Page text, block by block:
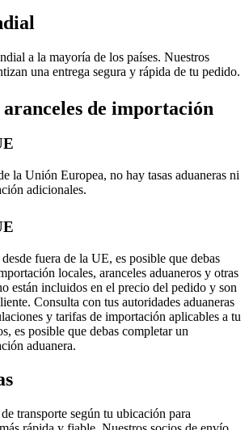
a la mayoría de los países. Nuestros
una entrega segura y rápida de tu pedido.
aranceles de importación
la Unión Europea, no hay tasas aduaneras ni
adicionales.
fuera de la UE, es posible que debas
locales, aranceles aduaneros y otras
están incluidos en el precio del pedido y son
Consulta con tus autoridades aduaneras
y tarifas de importación aplicables a tu
es posible que debas completar un
aduanera.
transporte según tu ubicación para